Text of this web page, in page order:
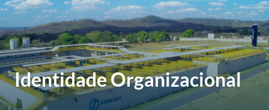
Identidade Organizacional